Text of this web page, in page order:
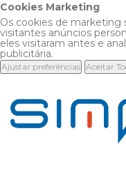
Cookies Marketing
Os cookies de marketing
visitantes anúncios
eles visitaram antes e
publicitária.
Ajustar preferências Aceitar